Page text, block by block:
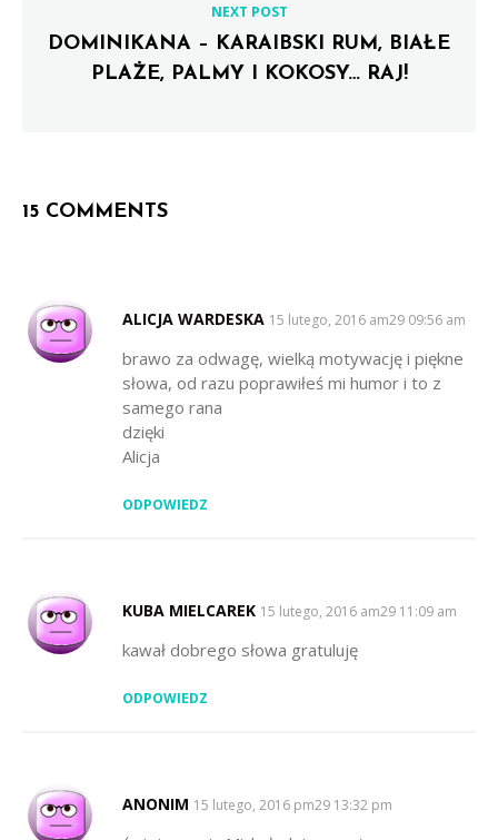
NEXT POST
DOMINIKANA – KARAIBSKI RUM, BIAŁE
PLAŻE, PALMY I KOKOSY… RAJ!
15 COMMENTS
ALICJA WARDESKA SAYS:
15 lutego, 2016 am29 09:56 am
brawo za odwagę, wielką motywację i piękne
słowa, od razu poprawiłeś mi humor i to z
samego rana
dzięki
Alicja
ODPOWIEDZ
KUBA MIELCAREK SAYS:
15 lutego, 2016 am29 11:09 am
kawał dobrego słowa gratuluję
ODPOWIEDZ
ANONIM SAYS:
15 lutego, 2016 pm29 13:32 pm